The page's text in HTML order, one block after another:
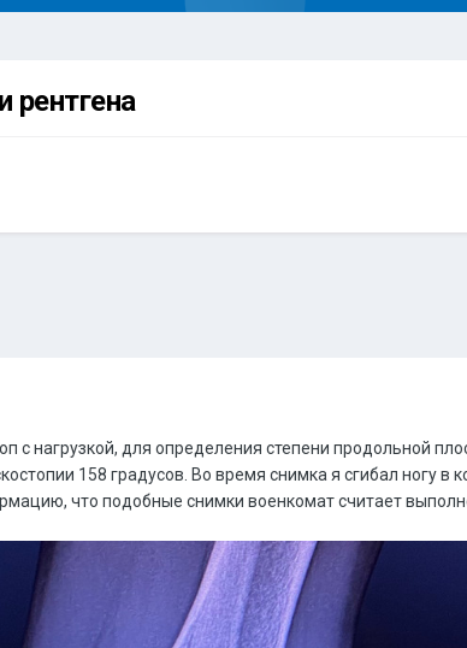
с нагрузкой, для определения степени продольной
158 градусов. Во время снимка я сгибал ногу
что подобные снимки военкомат считает